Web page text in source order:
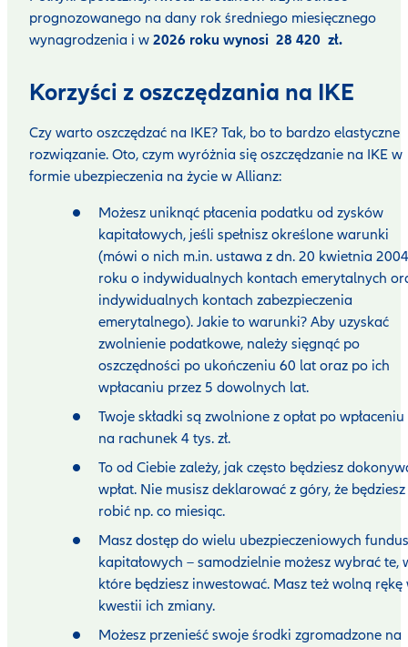
prognozowanego na dany rok średniego miesięcznego
wynagrodzenia i w 2026 roku wynosi 28 420 zł.
Korzyści z oszczędzania na IKE
Czy warto oszczędzać na IKE? Tak, bo to bardzo elastyczne
rozwiązanie. Oto, czym wyróżnia się oszczędzanie na IKE w
formie ubezpieczenia na życie w Allianz:
Możesz uniknąć płacenia podatku od zysków
kapitałowych, jeśli spełnisz określone warunki
(mówi o nich m.in. ustawa z dn. 20 kwietnia 2004
roku o indywidualnych kontach emerytalnych
indywidualnych kontach zabezpieczenia
emerytalnego). Jakie to warunki? Aby uzyskać
zwolnienie podatkowe, należy sięgnąć po
oszczędności po ukończeniu 60 lat oraz po ich
wpłacaniu przez 5 dowolnych lat.
Twoje składki są zwolnione z opłat po wpłaceniu
na rachunek 4 tys. zł.
To od Ciebie zależy, jak często będziesz
wpłat. Nie musisz deklarować z góry, że
robić np. co miesiąc.
Masz dostęp do wielu ubezpieczeniowych
kapitałowych – samodzielnie możesz wybrać te,
które będziesz inwestować. Masz też wolną rękę
kwestii ich zmiany.
Możesz przenieść swoje środki zgromadzone na